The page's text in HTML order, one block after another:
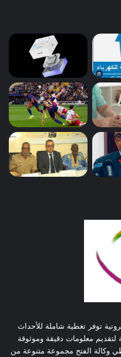
توفر تغطية شاملة للأحداث
لتقديم معلومات دقيقة وموثوقة
وكالة الفتح مجموعة متنوعة من